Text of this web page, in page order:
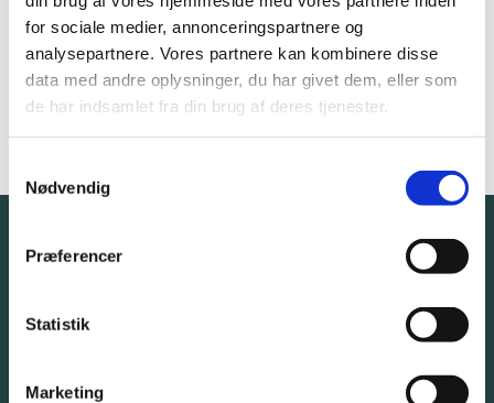
for sociale medier, annonceringspartnere og
analysepartnere. Vores partnere kan kombinere disse
data med andre oplysninger, du har givet dem, eller som
de har indsamlet fra din brug af deres tjenester.
Nødvendig
Præferencer
Statistik
Marketing
Bygherre
Aflevering